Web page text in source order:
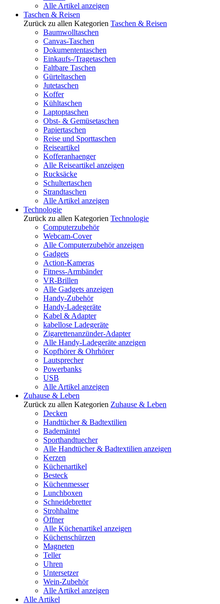
Alle Artikel anzeigen
Taschen & Reisen
Zurück zu allen Kategorien Taschen & Reisen
Baumwolltaschen
Canvas-Taschen
Dokumententaschen
Einkaufs-/Tragetaschen
Faltbare Taschen
Gürteltaschen
Jutetaschen
Koffer
Kühltaschen
Laptoptaschen
Obst- & Gemüsetaschen
Papiertaschen
Reise und Sporttaschen
Reiseartikel
Kofferanhaenger
Alle Reiseartikel anzeigen
Rucksäcke
Schultertaschen
Strandtaschen
Alle Artikel anzeigen
Technologie
Zurück zu allen Kategorien Technologie
Computerzubehör
Webcam-Cover
Alle Computerzubehör anzeigen
Gadgets
Action-Kameras
Fitness-Armbänder
VR-Brillen
Alle Gadgets anzeigen
Handy-Zubehör
Handy-Ladegeräte
Kabel & Adapter
kabellose Ladegeräte
Zigarettenanzünder-Adapter
Alle Handy-Ladegeräte anzeigen
Kopfhörer & Ohrhörer
Lautsprecher
Powerbanks
USB
Alle Artikel anzeigen
Zuhause & Leben
Zurück zu allen Kategorien Zuhause & Leben
Decken
Handtücher & Badtextilien
Bademäntel
Sporthandtuecher
Alle Handtücher & Badtextilien anzeigen
Kerzen
Küchenartikel
Besteck
Küchenmesser
Lunchboxen
Schneidebretter
Strohhalme
Öffner
Alle Küchenartikel anzeigen
Küchenschürzen
Magneten
Teller
Uhren
Untersetzer
Wein-Zubehör
Alle Artikel anzeigen
Alle Artikel